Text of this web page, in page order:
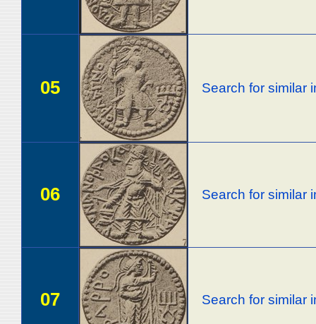
05 Search for similar
06 Search for similar
07 Search for similar